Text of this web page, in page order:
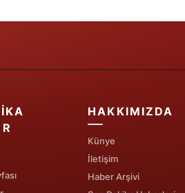
HAKKIMIZDA
Künye
İletişim
Haber Arşivi